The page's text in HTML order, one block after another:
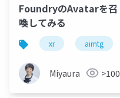
FoundryのAvatarを召
喚してみる
xr aimtg
Miyaura >100